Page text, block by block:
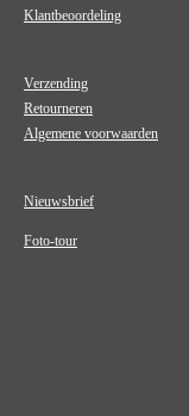
Klantbeoordeling
Verzending
Retourneren
Algemene voorwaarden
Nieuwsbrief
Foto-tour